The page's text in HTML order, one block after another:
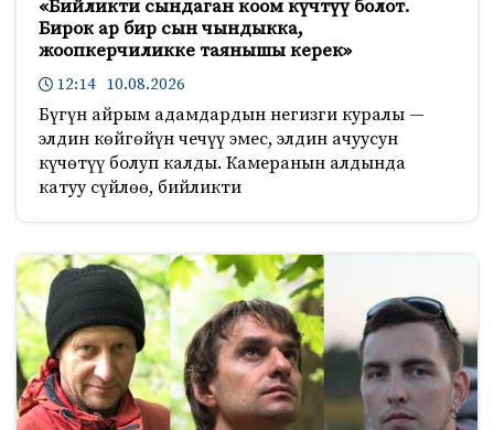
«Бийликти сындаган коом күчтүү болот.
Бирок ар бир сын чындыкка,
жоопкерчиликке таянышы керек»
12:14 10.08.2026
Бүгүн айрым адамдардын негизги куралы —
элдин көйгөйүн чечүү эмес, элдин ачуусун
күчөтүү болуп калды. Камеранын алдында
катуу сүйлөө, бийликти